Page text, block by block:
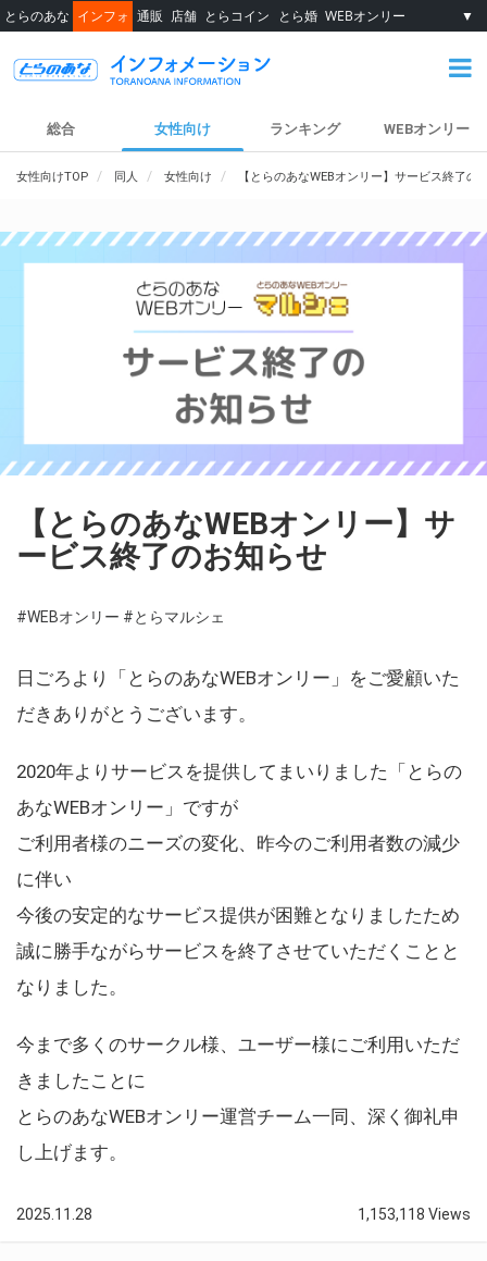
とらのあな インフォ 通販 店舗 とらコイン とら婚 WEBオンリー ▼
総合 女性向け ランキング WEBオンリー
女性向けTOP 同人 女性向け 【とらのあなWEBオンリー】サービス終了の
【とらのあなWEBオンリー】サ
ービス終了のお知らせ
#WEBオンリー #とらマルシェ
日ごろより「とらのあなWEBオンリー」をご愛顧いた
だきありがとうございます。
2020年よりサービスを提供してまいりました「とらの
あなWEBオンリー」ですが
ご利用者様のニーズの変化、昨今のご利用者数の減少
に伴い
今後の安定的なサービス提供が困難となりましたため
誠に勝手ながらサービスを終了させていただくことと
なりました。
今まで多くのサークル様、ユーザー様にご利用いただ
きましたことに
とらのあなWEBオンリー運営チーム一同、深く御礼申
し上げます。
2025.11.28 1,153,118 Views